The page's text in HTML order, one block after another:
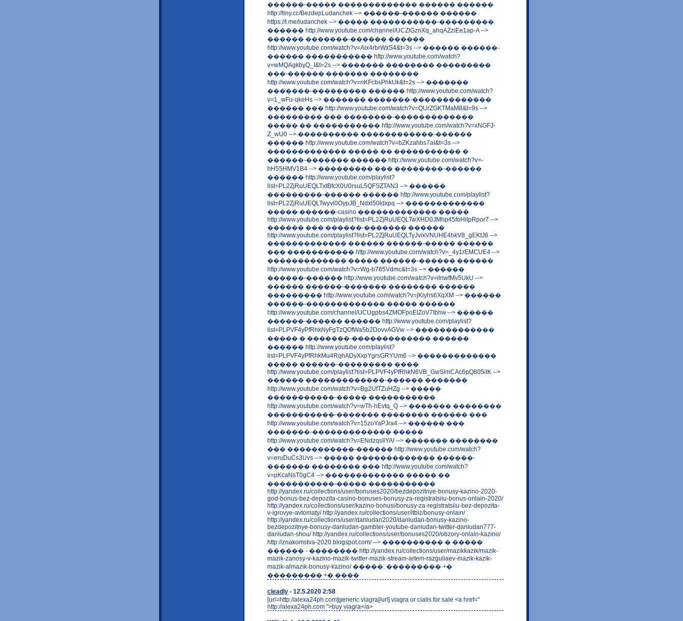
������-����� ������������� ������ ������
http://tiny.cc/BezdepLudanchek --> ������-������ ������
https://t.me/ludanchek --> ����� �����������-���������
������ http://www.youtube.com/channel/UCZIGznXq_ahqAZziEe1ap-A -->
������ �������-������ ������
http://www.youtube.com/watch?v=Aix4rbrWxS4&t=3s --> ������ ������-
������ ����������� http://www.youtube.com/watch?
v=wMQAgkbyQ_I&t=2s --> ������� �������� ���������
���-������ ������� ��������
http://www.youtube.com/watch?v=nKFcbsPhkUk&t=2s --> �������
�������-��������� ������ http://www.youtube.com/watch?
v=1_wFu-qkeHs --> ������� �������-�������������
������ ��� http://www.youtube.com/watch?v=QUrZGKTMaM8&t=9s -->
��������� ��� ��������-�������������
����� �� ����������� http://www.youtube.com/watch?v=xNGFJ-
Z_wU0 --> ���������� ������������-������
������ http://www.youtube.com/watch?v=bZKzahbs7aI&t=3s -->
������������� ����� �� ����������� �
������-������� ������ http://www.youtube.com/watch?v=-
hH55HMV1B4 --> ��������� ��� ��������-������
������ http://www.youtube.com/playlist?
list=PL2ZjRuUEQLTxtBfcX0U0rsuL5QFSZTAN3 --> ������
���������-������ ������ http://www.youtube.com/playlist?
list=PL2ZjRuUEQLTwyvi0OypJB_Ndxl50ldxpq --> �������������
����� ������-casino ������������� �����
http://www.youtube.com/playlist?list=PL2ZjRuUEQLTwXHD0JMhp45foHiIpRpor7 -->
������ ��� ������-������� ������
http://www.youtube.com/playlist?list=PL2ZjRuUEQLTyJvixVNUHE4hkV8_gEKtJ6 -->
������������� ������ ������-����� ������
��� ����������� http://www.youtube.com/watch?v=_4y1rEMCUE4 -->
������������� ����� ������-������ ������
http://www.youtube.com/watch?v=Wg-b785Vdmc&t=3s --> ������
������-������ http://www.youtube.com/watch?v=ilnwfMv5UkU -->
������ ������-������� �������� ������
��������� http://www.youtube.com/watch?v=jKiyhs6XqXM --> ������
������-������������� ����� ������
http://www.youtube.com/channel/UCUgpbs4ZMOFpoEIZoV7Ibhw --> ������
������-������ ������ http://www.youtube.com/playlist?
list=PLPVF4yPfRhkNyFgTzQOfWa5b2DovvAGVw --> �������������
����� � �������-������������� ������
������ http://www.youtube.com/playlist?
list=PLPVF4yPfRhkMu4RqhADyXxpYgrsGRYUm6 --> �������������
����� ������-��������� ����
http://www.youtube.com/playlist?list=PLPVF4yPfRhkN6VB_GwSlmCAc6pQ805iIK -->
������ �������������-������ �������
http://www.youtube.com/watch?v=Bg2UfTZuHZg --> �����
�����������-����� �����������
http://www.youtube.com/watch?v=wTh-hEvtq_Q --> ������� ��������
�����������-������� �������� ������ ���
http://www.youtube.com/watch?v=15zoYaPJra4 --> ������ ���
�������-������������� �����
http://www.youtube.com/watch?v=ENdzqsIiYAI --> ������� ��������
��� �����������-������ http://www.youtube.com/watch?
v=eruDuCs3Uvs --> ����� ������������� ������-
������� �������� ��� http://www.youtube.com/watch?
v=pKcaNsT0gC4 --> ������������� ����� ��
�����������-����� �����������
http://yandex.ru/collections/user/bonuses2020/bezdepozitnye-bonusy-kazino-2020-
god-bonus-bez-depozita-casino-bonuses-bonusy-za-registratsiiu-bonus-onlain-2020/
http://yandex.ru/collections/user/kazino-bonusi/bonusy-za-registratsiiu-bez-depozita-
v-igrovye-avtomaty/ http://yandex.ru/collections/user/itbiz/bonusy-onlain/
http://yandex.ru/collections/user/danludan2020/danludan-bonusy-kazino-
bezdepozitnye-bonusy-danludan-gambler-youtube-danludan-twitter-danludan777-
danludan-shou/ http://yandex.ru/collections/user/bonuses2020/obzory-onlain-kazino/
http://znakomstva-2020.blogspot.com/ --> ���������� � �����
������ - �������� http://yandex.ru/collections/user/mazikkazik/mazik-
mazik-zanosy-v-kazino-mazik-twitter-mazik-stream-artem-razguliaev-mazik-kazik-
mazik-almazik-bonusy-kazino/ �����: ��������� +�
��������� +� ����
cleadly - 12.5.2020 2:58
[url=http://alexa24ph.com]generic viagra[/url] viagra or cialis for sale <a href="
http://alexa24ph.com ">buy viagra</a>